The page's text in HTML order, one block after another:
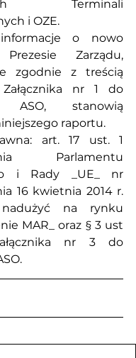
Terminali
i OZE.
o nowo
Prezesie Zarządu,
zgodnie z treścią
nr 1 do
ASO, stanowią
raportu.
art. 17 ust. 1
Parlamentu
i Rady _UE_ nr
16 kwietnia 2014 r.
na rynku
MAR_ oraz § 3 ust
nr 3 do